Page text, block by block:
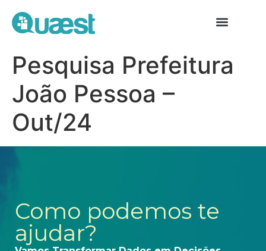
Pesquisa Prefeitura
João Pessoa –
Out/24
Como podemos te
ajudar?